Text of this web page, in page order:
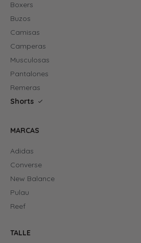
Boxers
Buzos
Camisas
Camperas
Musculosas
Pantalones
Remeras
Shorts
MARCAS
Adidas
Converse
New Balance
Pulau
Reef
TALLE